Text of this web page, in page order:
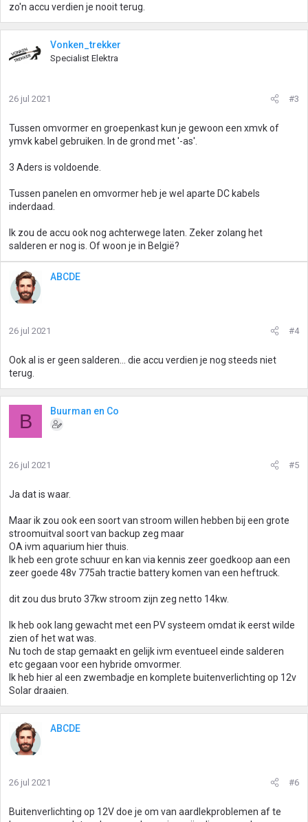
zo'n accu verdien je nooit terug.
Vonken_trekker
Specialist Elektra
26 jul 2021 #3
Tussen omvormer en groepenkast kun je gewoon een xmvk of
ymvk kabel gebruiken. In de grond met '-as'.
3 Aders is voldoende.
Tussen panelen en omvormer heb je wel aparte DC kabels
inderdaad.
Ik zou de accu ook nog achterwege laten. Zeker zolang het
salderen er nog is. Of woon je in België?
ABCDE
26 jul 2021 #4
Ook al is er geen salderen... die accu verdien je nog steeds niet
terug.
B Buurman en Co
26 jul 2021 #5
Ja dat is waar.
Maar ik zou ook een soort van stroom willen hebben bij een grote
stroomuitval soort van backup zeg maar
OA ivm aquarium hier thuis.
Ik heb een grote schuur en kan via kennis zeer goedkoop aan een
zeer goede 48v 775ah tractie battery komen van een heftruck.
dit zou dus bruto 37kw stroom zijn zeg netto 14kw.
Ik heb ook lang gewacht met een PV systeem omdat ik eerst wilde
zien of het wat was.
Nu toch de stap gemaakt en gelijk ivm eventueel einde salderen
etc gegaan voor een hybride omvormer.
Ik heb hier al een zwembadje en komplete buitenverlichting op 12v
Solar draaien.
ABCDE
26 jul 2021 #6
Buitenverlichting op 12V doe je om van aardlekproblemen af te